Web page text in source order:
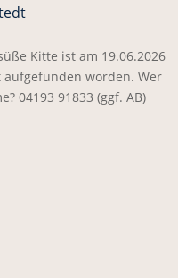
Kitte ist am 19.06.2026
worden. Wer
04193 91833 (ggf. AB)